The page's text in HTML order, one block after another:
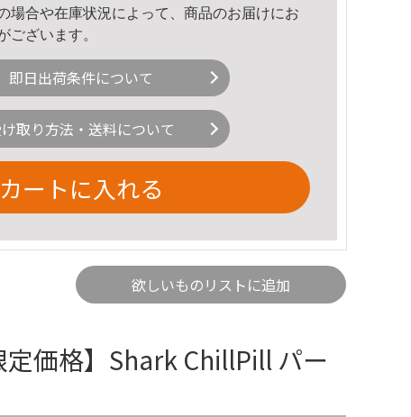
場合や在庫状況によって、商品のお届けにお
ございます。
即日出荷条件について
取り方法・送料について
カートに入れる
欲しいものリストに追加
価格】Shark ChillPill パー